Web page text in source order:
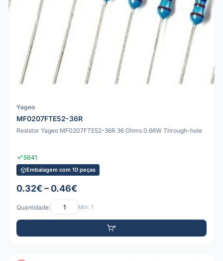
Yageo
MF0207FTE52-36R
Resistor Yageo MF0207FTE52-36R 36 Ohms 0.66W Through-hole
5641
Embalagem com 10 peças
0.32€ – 0.46€
Quantidade: Mín: 1